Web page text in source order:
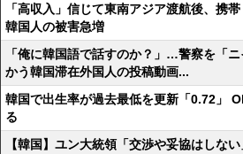
「高収入」信じて東南アジア渡航後、携
韓国人の被害急増
「俺に韓国語で話すのか？」…警察を「
かう韓国滞在外国人の投稿動画...
韓国で出生率が過去最低を更新「0.72」
る
【韓国】ユン大統領「交渉や妥協はしな